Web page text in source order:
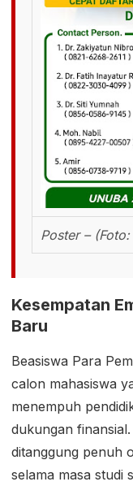
Poster –
Kesempatan
Baru
Beasiswa Para
calon mahasiswa
menempuh
dukungan
ditanggung penuh
selama masa studi